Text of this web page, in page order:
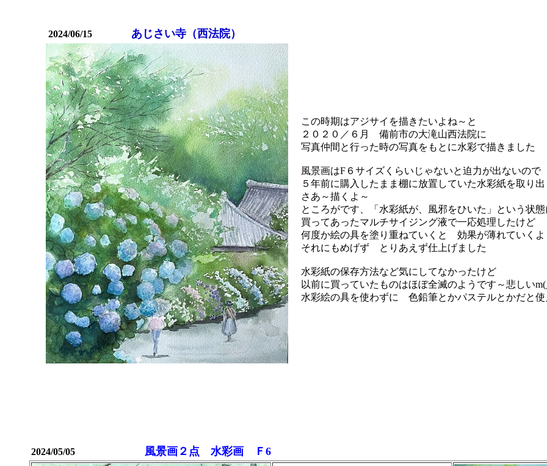
2024/06/15 あじさい寺（西法院）
この時期はアジサイを描きたいよね～と
２０２０／６月 備前市の大滝山西法院に
写真仲間と行った時の写真をもとに水彩で描きました
風景画はF６サイズくらいじゃないと迫力が出ないので
５年前に購入したまま棚に放置していた水彩紙を取り
さあ～描くよ～
ところがです、「水彩紙が、風邪をひいた」という状
買ってあったマルチサイジング液で一応処理したけど
何度か絵の具を塗り重ねていくと 効果が薄れていく
それにもめげず とりあえず仕上げました
水彩紙の保存方法など気にしてなかったけど
以前に買っていたものはほぼ全滅のようです～悲しい
水彩絵の具を使わずに 色鉛筆とかパステルとかだと
2024/05/05 風景画２点 水彩画 Ｆ6